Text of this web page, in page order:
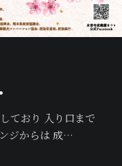
ており 入り口まで
ジからは 成…